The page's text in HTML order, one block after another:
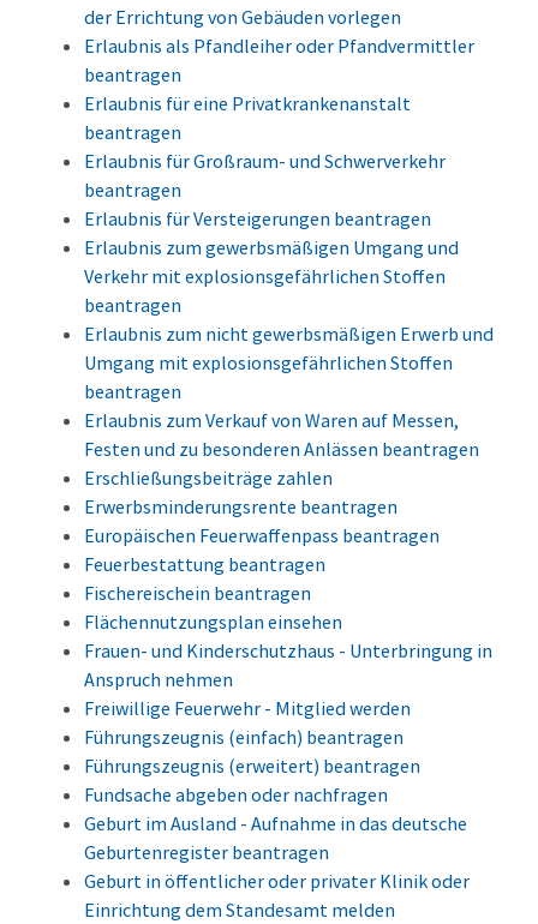
der Errichtung von Gebäuden vorlegen
Erlaubnis als Pfandleiher oder Pfandvermittler
beantragen
Erlaubnis für eine Privatkrankenanstalt
beantragen
Erlaubnis für Großraum- und Schwerverkehr
beantragen
Erlaubnis für Versteigerungen beantragen
Erlaubnis zum gewerbsmäßigen Umgang und
Verkehr mit explosionsgefährlichen Stoffen
beantragen
Erlaubnis zum nicht gewerbsmäßigen Erwerb und
Umgang mit explosionsgefährlichen Stoffen
beantragen
Erlaubnis zum Verkauf von Waren auf Messen,
Festen und zu besonderen Anlässen beantragen
Erschließungsbeiträge zahlen
Erwerbsminderungsrente beantragen
Europäischen Feuerwaffenpass beantragen
Feuerbestattung beantragen
Fischereischein beantragen
Flächennutzungsplan einsehen
Frauen- und Kinderschutzhaus - Unterbringung in
Anspruch nehmen
Freiwillige Feuerwehr - Mitglied werden
Führungszeugnis (einfach) beantragen
Führungszeugnis (erweitert) beantragen
Fundsache abgeben oder nachfragen
Geburt im Ausland - Aufnahme in das deutsche
Geburtenregister beantragen
Geburt in öffentlicher oder privater Klinik oder
Einrichtung dem Standesamt melden